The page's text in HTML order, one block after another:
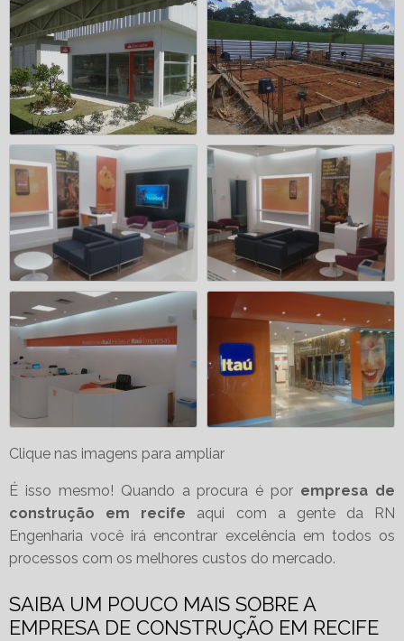
Clique nas imagens para ampliar
É isso mesmo! Quando a procura é por empresa de
construção em recife aqui com a gente da RN
Engenharia você irá encontrar excelência em todos os
processos com os melhores custos do mercado.
SAIBA UM POUCO MAIS SOBRE A
EMPRESA DE CONSTRUÇÃO EM RECIFE